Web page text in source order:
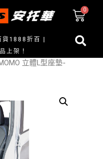
貨1888折百 |
上架！
立體L型座墊-